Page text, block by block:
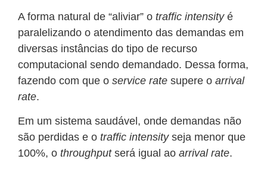
A forma natural de “aliviar” o traffic intensity é
paralelizando o atendimento das demandas em
diversas instâncias do tipo de recurso
computacional sendo demandado. Dessa forma,
fazendo com que o service rate supere o arrival
rate.
Em um sistema saudável, onde demandas não
são perdidas e o traffic intensity seja menor que
100%, o throughput será igual ao arrival rate.